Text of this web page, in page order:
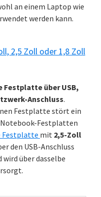
an einem Laptop wie
werden kann.
2,5 Zoll oder 1,8 Zoll
Festplatte über USB,
Anschluss.
Festplatte stört ein
Notebook-Festplatten
Festplatte mit 2,5-Zoll
den USB-Anschluss
über dasselbe